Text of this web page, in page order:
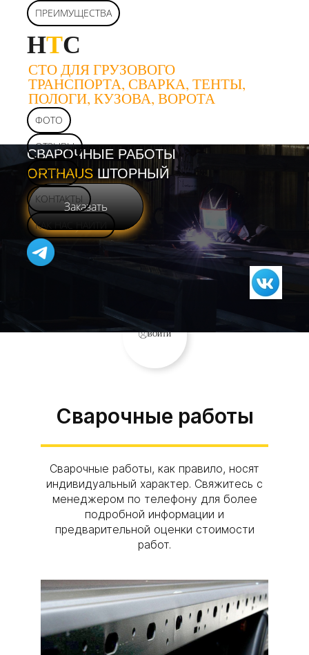
ПРЕИМУЩЕСТВА
НТС
СТО ДЛЯ ГРУЗОВОГО
ТРАНСПОРТА, СВАРКА, ТЕНТЫ,
ПОЛОГИ, КУЗОВА, ВОРОТА
ФОТО
ОТЗЫВЫ
УСЛУГИ
КОНТАКТЫ
КАК НАС НАЙТИ
ВОЙТИ
СВАРОЧНЫЕ РАБОТЫ
ORTHAUS ШТОРНЫЙ
Заказать
Сварочные работы
Сварочные работы, как правило, носят
индивидуальный характер. Свяжитесь с
менеджером по телефону для более
подробной информации и
предварительной оценки стоимости
работ.